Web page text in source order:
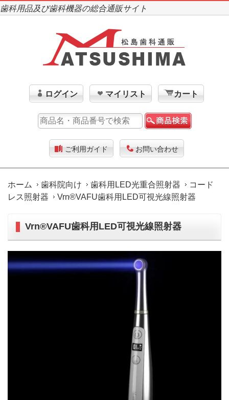
歯科用品及び歯科機器の総合通販サイト
ログイン マイリスト カート
ご利用ガイド お問い合わせ
ホーム 歯科院向け 歯科用LED光重合照射器
コード
レス照射器
Vrn®VAFU歯科用LED可視光線照射器
Vrn®VAFU歯科用LED可視光線照射器